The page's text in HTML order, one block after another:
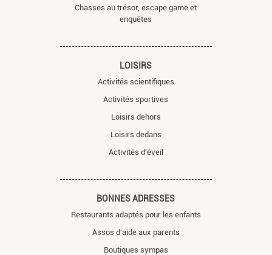
Chasses au trésor, escape game et
enquêtes
LOISIRS
Activités scientifiques
Activités sportives
Loisirs dehors
Loisirs dedans
Activités d'éveil
BONNES ADRESSES
Restaurants adaptés pour les enfants
Assos d'aide aux parents
Boutiques sympas